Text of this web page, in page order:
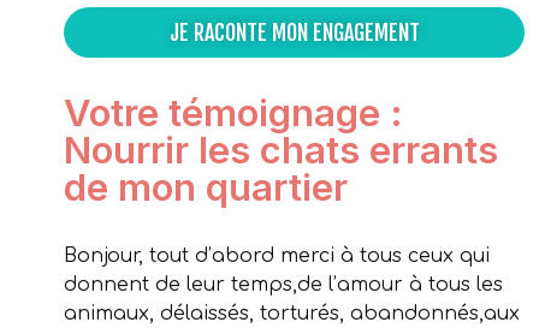
JE RACONTE MON ENGAGEMENT
Votre témoignage :
Nourrir les chats errants
de mon quartier
Bonjour, tout d’abord merci à tous ceux qui
donnent de leur temps,de l’amour à tous les
animaux, délaissés, torturés, abandonnés,aux